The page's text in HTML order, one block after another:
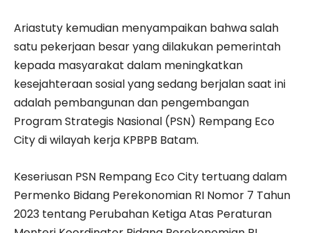
Ariastuty kemudian menyampaikan bahwa salah
satu pekerjaan besar yang dilakukan pemerintah
kepada masyarakat dalam meningkatkan
kesejahteraan sosial yang sedang berjalan saat ini
adalah pembangunan dan pengembangan
Program Strategis Nasional (PSN) Rempang Eco
City di wilayah kerja KPBPB Batam.
Keseriusan PSN Rempang Eco City tertuang dalam
Permenko Bidang Perekonomian RI Nomor 7 Tahun
2023 tentang Perubahan Ketiga Atas Peraturan